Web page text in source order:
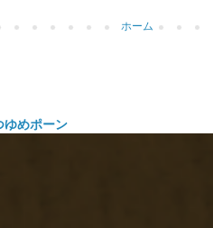
ホーム
ゆめポーン